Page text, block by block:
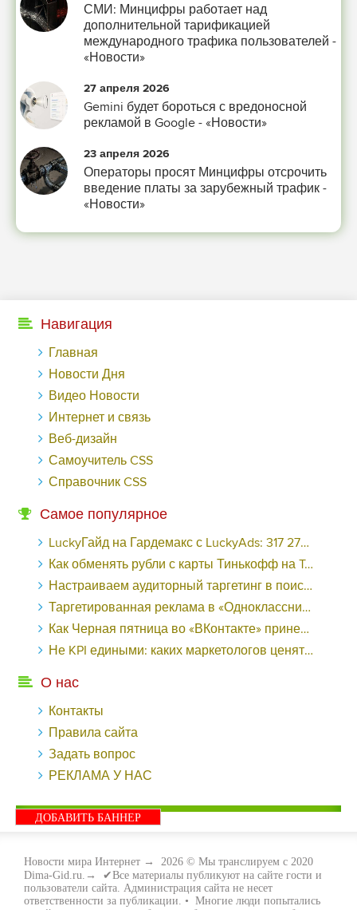
СМИ: Минцифры работает над
дополнительной тарификацией
международного трафика пользователей -
«Новости»
27 апреля 2026
Gemini будет бороться с вредоносной
рекламой в Google - «Новости»
23 апреля 2026
Операторы просят Минцифры отсрочить
введение платы за зарубежный трафик -
«Новости»
Навигация
Главная
Новости Дня
Видео Новости
Интернет и связь
Веб-дизайн
Самоучитель CSS
Справочник CSS
Самое популярное
LuckyГайд на Гардемакс с LuckyAds: 317 279 рублей за 10 дней - «Надо знать»
Как обменять рубли с карты Тинькофф на Tether ERC20 (USDT)?
Настраиваем аудиторный таргетинг в поисковой кампании Google Ads - «Заработок»
Таргетированная реклама в «Одноклассниках»: как ее настроить и нужно ли - «Заработок»
Как Черная пятница во «ВКонтакте» принесла магазину подарков 221 продажу по цене 38 рублей - «Заработок»
Не KPI едиными: каких маркетологов ценят - «Заработок»
О нас
Контакты
Правила сайта
Задать вопрос
РЕКЛАМА У НАС
ДОБАВИТЬ БАННЕР
Новости мира Интернет → 2026 © Мы транслируем с 2020
Dima-Gid.ru.→ ✔Все материалы публикуют на сайте гости и
пользователи сайта. Администрация сайта не несет
ответственности за публикации. • Многие люди попытались